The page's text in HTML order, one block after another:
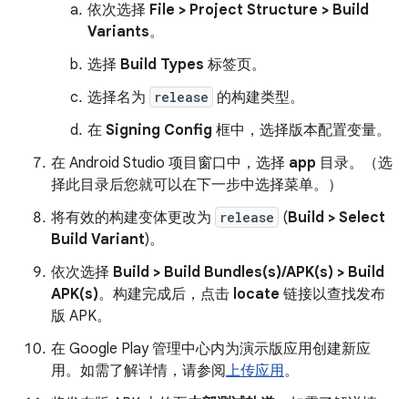
依次选择 File > Project Structure > Build
Variants。
选择 Build Types 标签页。
选择名为
release 的构建类型。
在 Signing Config 框中，选择版本配置变量。
在 Android Studio 项目窗口中，选择 app 目录。（选
择此目录后您就可以在下一步中选择菜单。）
将有效的构建变体更改为
release (Build > Select
Build Variant)。
依次选择 Build > Build Bundles(s)/APK(s) > Build
APK(s)。构建完成后，点击 locate 链接以查找发布
版 APK。
在 Google Play 管理中心内为演示版应用创建新应
用。如需了解详情，请参阅上传应用。